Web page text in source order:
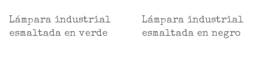
Lámpara industrial
esmaltada en verde
Lámpara industrial
esmaltada en negro